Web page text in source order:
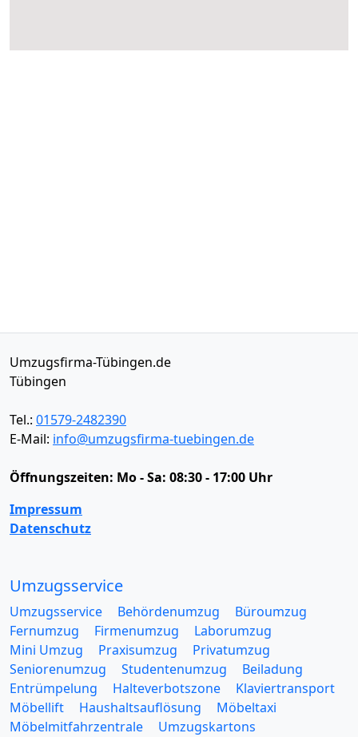
Umzugsfirma-Tübingen.de
Tübingen
Tel.: 01579-2482390
E-Mail: info@umzugsfirma-tuebingen.de
Öffnungszeiten: Mo - Sa: 08:30 - 17:00 Uhr
Impressum
Datenschutz
Umzugsservice
Umzugsservice Behördenumzug
Büroumzug
Fernumzug
Firmenumzug
Laborumzug
Mini Umzug
Praxisumzug
Privatumzug
Seniorenumzug
Studentenumzug
Beiladung
Entrümpelung
Halteverbotszone
Klaviertransport
Möbellift
Haushaltsauflösung
Möbeltaxi
Möbelmitfahrzentrale
Umzugskartons